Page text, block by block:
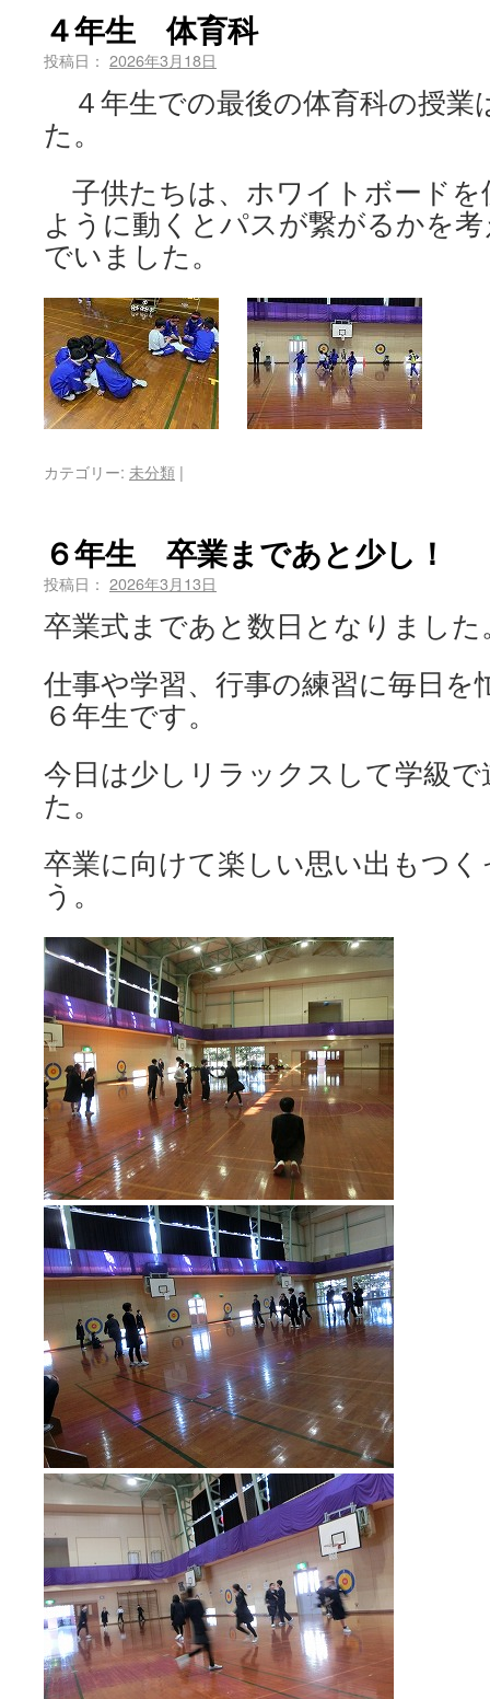
４年生 体育科
投稿日： 2026年3月18日
４年生での最後の体育科の授業
た。
子供たちは、ホワイトボード
ように動くとパスが繋がるかを
でいました。
カテゴリー: 未分類 |
６年生 卒業まであと少し！
投稿日： 2026年3月13日
卒業式まであと数日となりました
仕事や学習、行事の練習に毎日
６年生です。
今日は少しリラックスして学級
た。
卒業に向けて楽しい思い出もつ
う。